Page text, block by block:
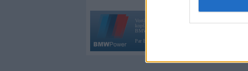
Vortāls BMWPower.lv darbojas
kopš 2002. gada 14. maija. Tas nav auto klubs un nav
BMW AG.
Par BMWPower